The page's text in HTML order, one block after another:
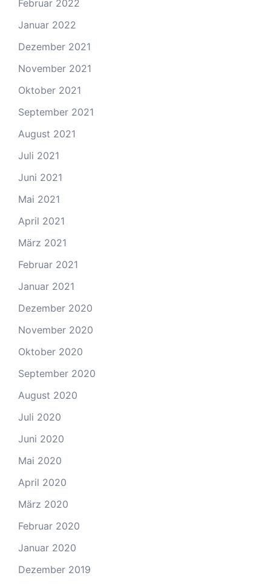
Februar 2022
Januar 2022
Dezember 2021
November 2021
Oktober 2021
September 2021
August 2021
Juli 2021
Juni 2021
Mai 2021
April 2021
März 2021
Februar 2021
Januar 2021
Dezember 2020
November 2020
Oktober 2020
September 2020
August 2020
Juli 2020
Juni 2020
Mai 2020
April 2020
März 2020
Februar 2020
Januar 2020
Dezember 2019